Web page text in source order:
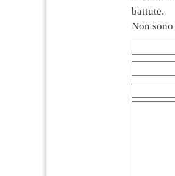
battute.
Non